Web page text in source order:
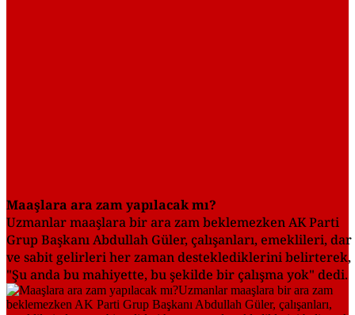
Maaşlara ara zam yapılacak mı?
Uzmanlar maaşlara bir ara zam beklemezken AK Parti
Grup Başkanı Abdullah Güler, çalışanları, emeklileri, dar
ve sabit gelirleri her zaman desteklediklerini belirterek,
"Şu anda bu mahiyette, bu şekilde bir çalışma yok" dedi.